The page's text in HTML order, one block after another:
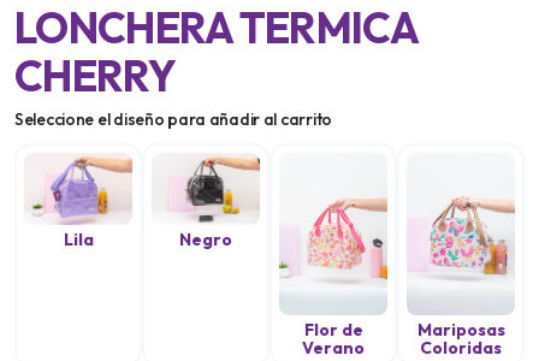
LONCHERA TERMICA
CHERRY
Seleccione el diseño para añadir al carrito
Lila Negro
Flor de
Verano
Mariposas
Coloridas